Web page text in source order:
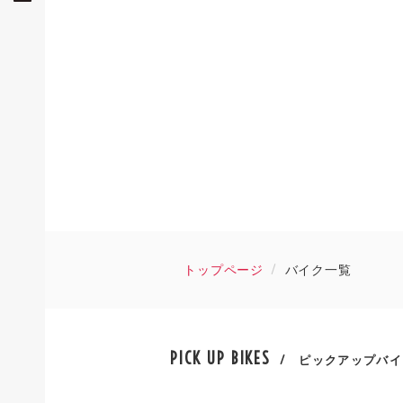
トップページ バイク一覧
PICK UP BIKES / ピックアップバ